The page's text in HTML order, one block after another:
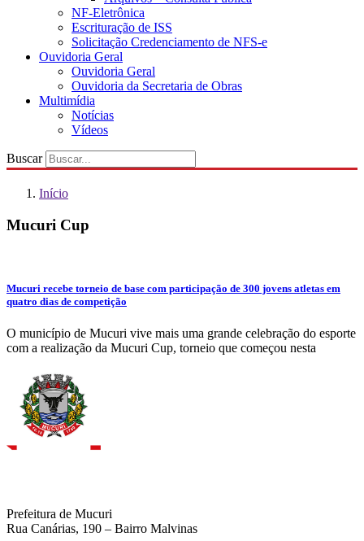
NF-Eletrônica
Escrituração de ISS
Solicitação Credenciamento de NFS-e
Ouvidoria Geral
Ouvidoria Geral
Ouvidoria da Secretaria de Obras
Multimídia
Notícias
Vídeos
Buscar
Início
Mucuri Cup
Mucuri recebe torneio de base com participação de 300 jovens atletas em
quatro dias de competição
O município de Mucuri vive mais uma grande celebração do esporte
com a realização da Mucuri Cup, torneio que começou nesta
Prefeitura de Mucuri
Rua Canárias, 190 – Bairro Malvinas